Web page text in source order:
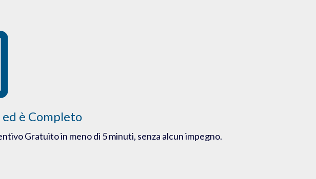
è Completo
Gratuito in meno di 5 minuti, senza alcun impegno.